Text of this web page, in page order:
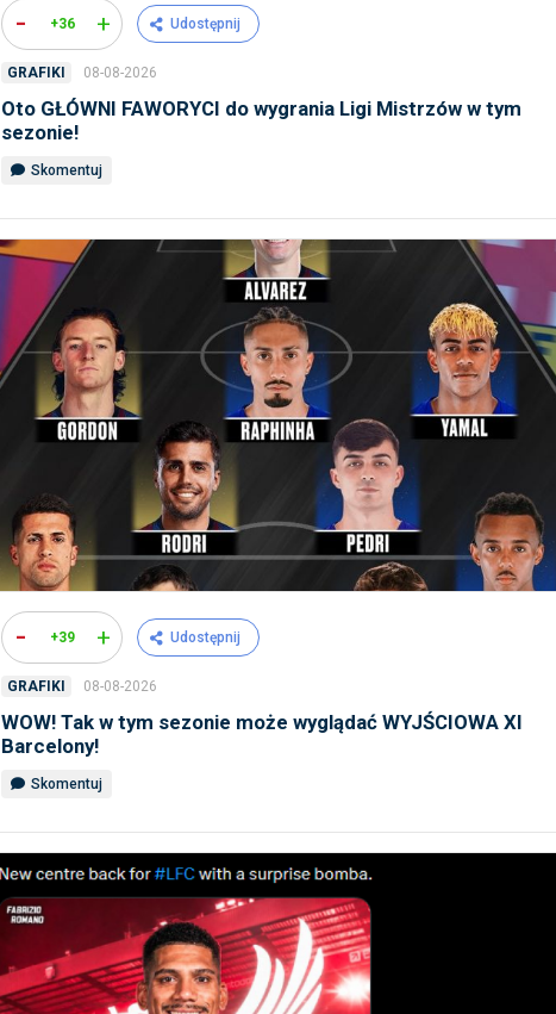
- +36 + Udostępnij
GRAFIKI 08-08-2026
Oto GŁÓWNI FAWORYCI do wygrania Ligi Mistrzów w tym
sezonie!
Skomentuj
- +39 + Udostępnij
GRAFIKI 08-08-2026
WOW! Tak w tym sezonie może wyglądać WYJŚCIOWA XI
Barcelony!
Skomentuj